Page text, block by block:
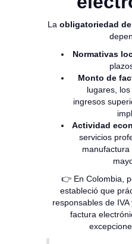
La obligatoriedad de
Normativas
Monto de
lugares, los
ingresos
Actividad
servicios
manufactura
👉 En Colombia,
estableció que
responsables de IVA
factura